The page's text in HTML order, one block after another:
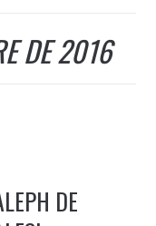
DE 2016
DE